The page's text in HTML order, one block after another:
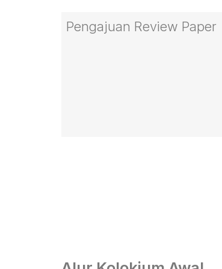
Pengajuan Review Paper